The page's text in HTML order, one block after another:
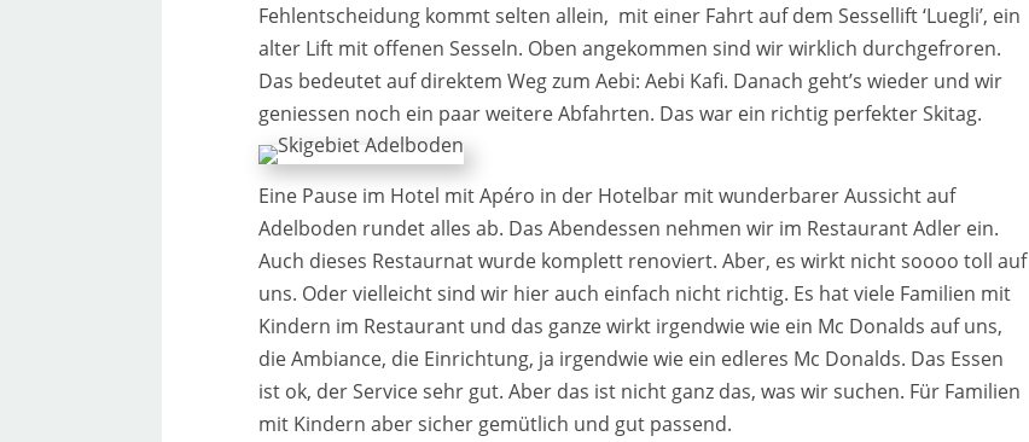
Fehlentscheidung kommt sel­ten allein, mit einer Fahrt auf dem Sessellift ‘Luegli’, ein
alter Lift mit offe­nen Sesseln. Oben ange­kom­men sind wir wirk­lich durch­ge­fro­ren.
Das bedeu­tet auf direk­tem Weg zum Aebi: Aebi Kafi. Danach geht’s wie­der und wir
genies­sen noch ein paar wei­te­re Abfahrten. Das war ein rich­tig per­fek­ter Skitag.
Eine Pause im Hotel mit Apéro in der Hotelbar mit wun­der­ba­rer Aussicht auf
Adelboden run­det alles ab. Das Abendessen neh­men wir im Restaurant Adler ein.
Auch die­ses Restaurnat wur­de kom­plett reno­viert. Aber, es wirkt nicht soooo toll auf
uns. Oder viel­leicht sind wir hier auch ein­fach nicht rich­tig. Es hat vie­le Familien mit
Kindern im Restaurant und das gan­ze wirkt irgend­wie wie ein Mc Donalds auf uns,
die Ambiance, die Einrichtung, ja irgend­wie wie ein edle­res Mc Donalds. Das Essen
ist ok, der Service sehr gut. Aber das ist nicht ganz das, was wir suchen. Für Familien
mit Kindern aber sicher gemüt­lich und gut pas­send.